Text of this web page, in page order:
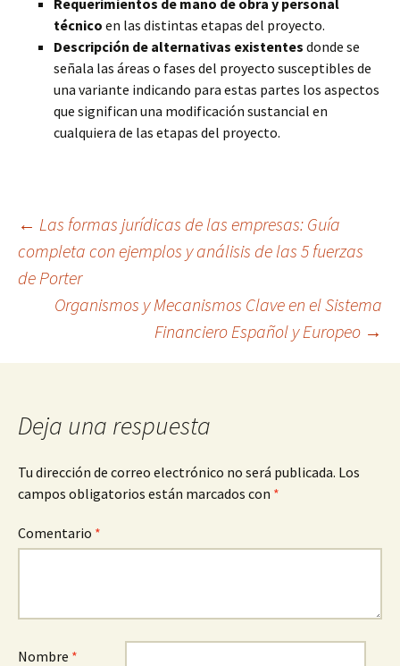
Requerimientos de mano de obra y personal
técnico en las distintas etapas del proyecto.
Descripción de alternativas existentes donde se
señala las áreas o fases del proyecto susceptibles de
una variante indicando para estas partes los aspectos
que significan una modificación sustancial en
cualquiera de las etapas del proyecto.
Navegación
de
entradas
← Las formas jurídicas de las empresas: Guía
completa con ejemplos y análisis de las 5 fuerzas
de Porter
Organismos y Mecanismos Clave en el Sistema
Financiero Español y Europeo →
Deja una respuesta
Tu dirección de correo electrónico no será publicada. Los
campos obligatorios están marcados con *
Comentario *
Nombre *